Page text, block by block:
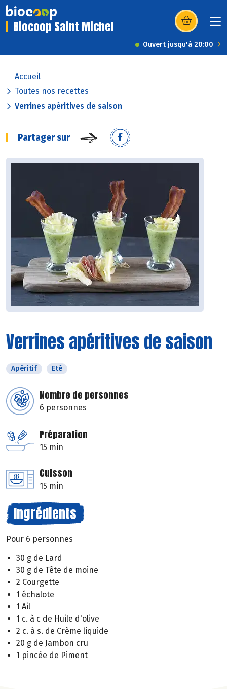
Biocoop Saint Michel (s’ouvre dans
Ouvert jusqu'à 20:00
Accueil
Toutes nos recettes
Verrines apéritives de saison
Partager sur
Verrines apéritives de saison
Apéritif Eté
Nombre de personnes
6 personnes
Préparation
15 min
Cuisson
15 min
Ingrédients
Pour 6 personnes
30 g de Lard
30 g de Tête de moine
2 Courgette
1 échalote
1 Ail
1 c. à c de Huile d'olive
2 c. à s. de Crème liquide
20 g de Jambon cru
1 pincée de Piment